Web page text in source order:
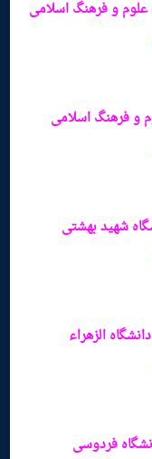
و فرهنگ اسلامی
و فرهنگ اسلامی
شهید بهشتی
الزهراء
فردوسی